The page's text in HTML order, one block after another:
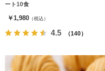
ート10食
￥1,980 （税込）
4.5 （140）